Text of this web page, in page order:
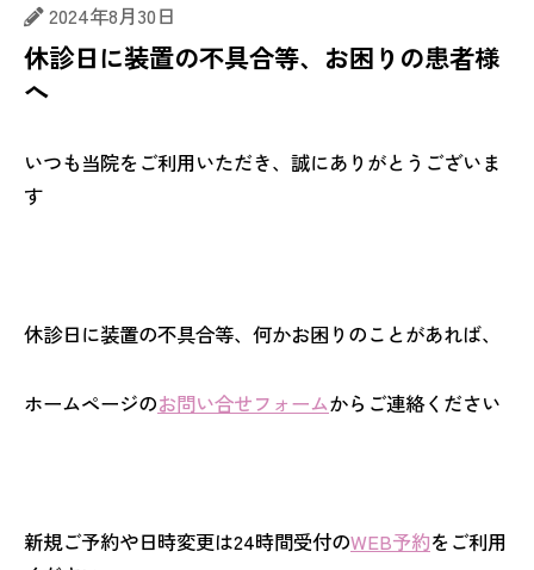
2024年8月30日
休診日に装置の不具合等、お困りの患者様
へ
いつも当院をご利用いただき、誠にありがとうございま
す
休診日に装置の不具合等、何かお困りのことがあれば、
ホームページのお問い合せフォームからご連絡ください
新規ご予約や日時変更は24時間受付のWEB予約をご利用